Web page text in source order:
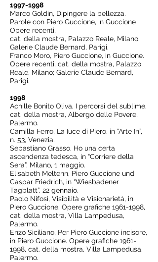
1997-1998
Marco Goldin, Dipingere la bellezza.
Parole con Piero Guccione, in Guccione
Opere recenti,
cat. della mostra, Palazzo Reale, Milano;
Galerie Claude Bernard, Parigi.
Franco Moro, Piero Guccione, in Guccione.
Opere recenti, cat. della mostra, Palazzo
Reale, Milano; Galerie Claude Bernard,
Parigi.
1998
Achille Bonito Oliva, I percorsi del sublime,
cat. della mostra, Albergo delle Povere,
Palermo.
Camilla Ferro, La Iuce di Piero, in “Arte In”,
n. 53, Venezia.
Sebastiano Grasso, Ho una certa
ascendenza tedesca, in “Corriere della
Sera”, Milano, 1 maggio.
Elisabeth Meltenn, Piero Guccione und
Caspar Friedrich, in “Wiesbadener
Tagblatt”, 22 gennaio.
Paolo Nifosì, Visibilità e Visionarietà, in
Piero Guccione. Opere grafiche 1961-1998,
cat. della mostra, Villa Lampedusa,
Palermo.
Enzo Siciliano, Per Piero Guccione incisore,
in Piero Guccione. Opere grafiche 1961-
1998, cat. della mostra, Villa Lampedusa,
Palermo.